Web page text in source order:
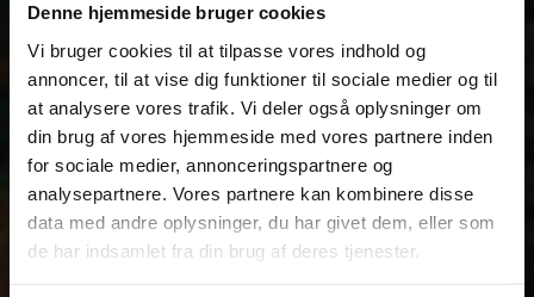
Denne hjemmeside bruger cookies
Vi bruger cookies til at tilpasse vores indhold og
annoncer, til at vise dig funktioner til sociale medier og til
at analysere vores trafik. Vi deler også oplysninger om
din brug af vores hjemmeside med vores partnere inden
for sociale medier, annonceringspartnere og
analysepartnere. Vores partnere kan kombinere disse
data med andre oplysninger, du har givet dem, eller som
de har indsamlet fra din brug af deres tjenester.